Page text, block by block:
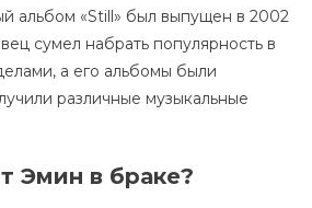
альбом «Still» был выпущен в 2002
сумел набрать популярность в
а его альбомы были
различные музыкальные
Эмин в браке?